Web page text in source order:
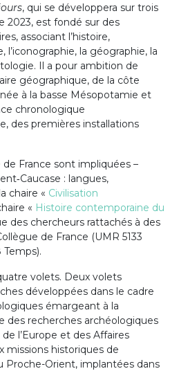
, qui se développera sur trois
2023, est fondé sur des
associant l’histoire,
l’iconographie, la géographie, la
Il a pour ambition de
géographique, de la côte
à la basse Mésopotamie et
chronologique
des premières installations
France sont impliquées –
: langues,
chaire « Civilisation
« Histoire contemporaine du
des chercheurs rattachés à des
de France (UMR 5133
volets. Deux volets
développées dans le cadre
émargeant à la
des recherches archéologiques
l’Europe et des Affaires
missions historiques de
Proche-Orient, implantées dans